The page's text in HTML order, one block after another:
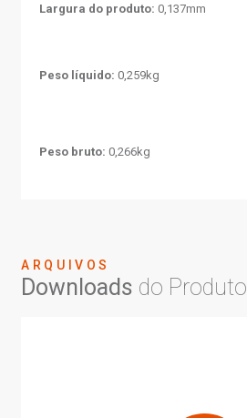
Largura do produto: 0,137mm
Peso líquido: 0,259kg
Peso bruto: 0,266kg
ARQUIVOS
Downloads do Produto